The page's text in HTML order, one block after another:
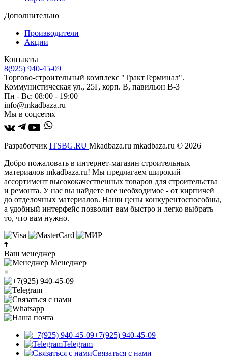
Дополнительно
Производители
Акции
Контакты
8(925) 940-45-09
Торгово-строительный комплекс "ТрактТерминал".
Коммунистическая ул., 25Г, корп. В, павильон В-3
Пн - Вс: 08:00 - 19:00
info@mkadbaza.ru
Мы в соцсетях
Разработчик ITSBG.RU Mkadbaza.ru mkadbaza.ru © 2026
Добро пожаловать в интернет-магазин строительных
материалов mkadbaza.ru! Мы предлагаем широкий
ассортимент высококачественных товаров для строительства
и ремонта. У нас вы найдете все необходимое - от кирпичей
до отделочных материалов. Наши цены конкурентоспособны,
а удобный интерфейс позволит вам быстро и легко выбрать
то, что вам нужно.
Ваш менеджер
Менеджер
×
+7(925) 940-45-09
Telegram
Связаться с нами